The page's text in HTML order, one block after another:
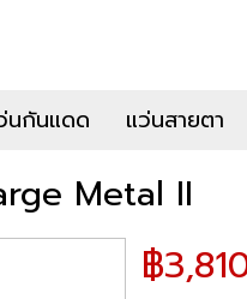
นกันแดด แว่นสายตา
Metal II
฿